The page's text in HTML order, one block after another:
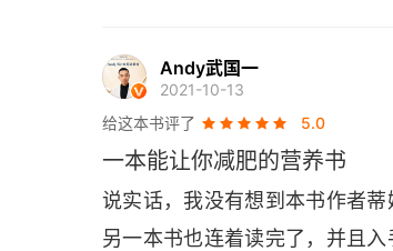
Andy武国一
2021-10-13
给这本书评了
5.0
一本能让你减肥的营养书
说实话，我没有想到本书作者
另一本书也连着读完了，并且